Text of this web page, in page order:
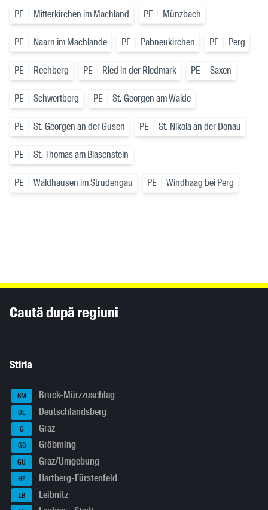
PE Mitterkirchen im Machland PE Münzbach
PE Naarn im Machlande PE Pabneukirchen PE Perg
PE Rechberg PE Ried in der Riedmark PE Saxen
PE Schwertberg PE St. Georgen am Walde
PE St. Georgen an der Gusen PE St. Nikola an der Donau
PE St. Thomas am Blasenstein
PE Waldhausen im Strudengau PE Windhaag bei Perg
Caută după regiuni
Stiria
BM Bruck-Mürzzuschlag
DL Deutschlandsberg
G Graz
GB Gröbming
GU Graz/Umgebung
HF Hartberg-Fürstenfeld
LB Leibnitz